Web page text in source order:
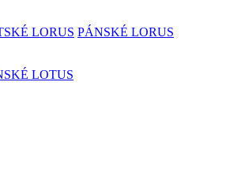
LORUS PÁNSKÉ LORUS
LOTUS